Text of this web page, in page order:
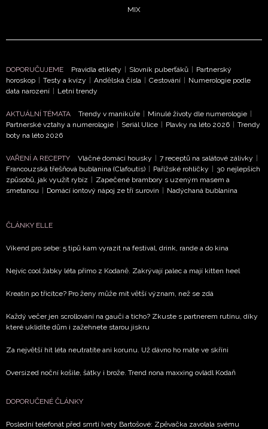
NEWSLETTER
Přihlášením k newsletteru souhlasíte sObchodními
podmínkami společnosti BurdaMedia Extra s.r.o.
ochrany soukromí
vyhodnocení akce a zasílání novinek.
Chcete navíc dostávat i další zajímavé a exkluzivní
zpracováním údajů k tomuto účelu podle
soukromí BurdaMedia Extra s.r.o., zaškrtněte toto pole.
MIX
DOPORUČUJEME Pravidla etikety | Slovník puberťáků | Partnerský
horoskop | Testy a kvízy | Andělská čísla | Cestování | Numerologie podle
data narození | Letní trendy
AKTUÁLNÍ TÉMATA Trendy v manikúře | Minulé životy dle numerologie |
Partnerské vztahy a numerologie | Seriál Ulice | Plavky na léto 2026 | Trendy
boty na léto 2026
VAŘENÍ A RECEPTY Vláčné domácí housky | 7 receptů na salátové zálivky |
Francouzská třešňová bublanina (Clafoutis) | Pařížské rohlíčky | 30 nejlepších
způsobů, jak využít rybíz | Zapečené brambory s uzeným masem a
smetanou | Domácí iontový nápoj ze tří surovin | Nadýchaná bublanina
ČLÁNKY ELLE
Víkend pro sebe: 5 tipů kam vyrazit na festival, drink, rande a do kina
Nejvíc cool žabky léta přímo z Kodaně. Zakrývají palec a mají kitten heel
Kreatin po třicítce? Pro ženy může mít větší význam, než se zdá
Každý večer jen scrollování na gauči a ticho? Zkuste s partnerem rutinu, díky
které uklidíte dům i zažehnete starou jiskru
Za největší hit léta neutratíte ani korunu. Už dávno ho máte ve skříni
Oversized noční košile, šátky i brože. Trend nona maxxing ovládl Kodaň
DOPORUČENÉ ČLÁNKY
Poslední telefonát před smrtí Ivety Bartošové: Zpěvačka zavolala svému